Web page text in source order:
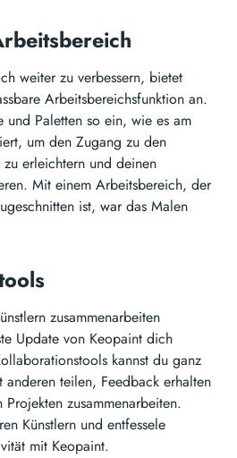
weiter zu verbessern, bietet
Arbeitsbereichsfunktion an.
und Paletten so ein, wie es am
um den Zugang zu den
erleichtern und deinen
Mit einem Arbeitsbereich, der
ist, war das Malen
zusammenarbeiten
Update von Keopaint dich
kannst du ganz
teilen, Feedback erhalten
zusammenarbeiten.
Künstlern und entfessele
mit Keopaint.